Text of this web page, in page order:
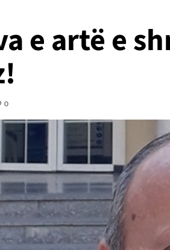
e artë e
0